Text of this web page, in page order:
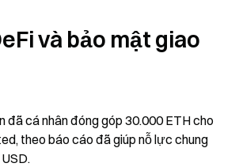
và bảo mật giao
đã cá nhân đóng góp 30.000 ETH cho
theo báo cáo đã giúp nỗ lực chung